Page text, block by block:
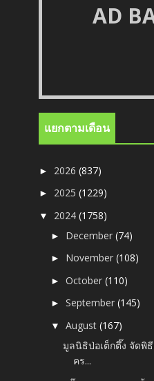
AD
แยกตามเดือน
► 2026(837)
► 2025(1229)
▼ 2024(1758)
► December(74)
► November(108)
►October(110)
►September(145)
▼August(167)
มูลนิธิป่อเต็กตึ๊ง จัดพิ
คร...